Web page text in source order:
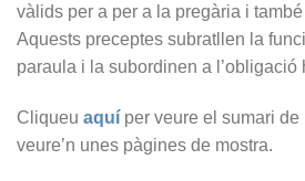
vàlids per a per a la pregària i
Aquests preceptes subratllen la
paraula i la subordinen a l’obligació
Cliqueu aquí per veure el sumari de
veure’n unes pàgines de mostra.